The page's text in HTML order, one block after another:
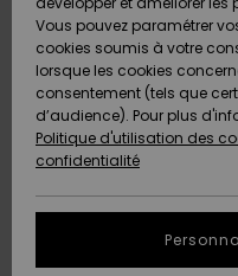
Snow
A
Snow
A
A
AIDE &
CONTACT
Quiksilver
Freedom
des
tailles
MAGASINS
QUIKSILVER
Vous pouvez paramétrer
cookies soumis à votre
lorsque les cookies
consentement (tels que
d’audience). Pour plus
Politique d'utilisation des
confidentialité